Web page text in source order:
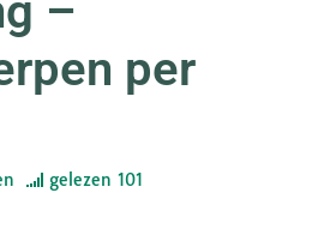
per
gelezen 101